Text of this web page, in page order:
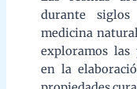
El copal es una
entre la
resina y el
por los